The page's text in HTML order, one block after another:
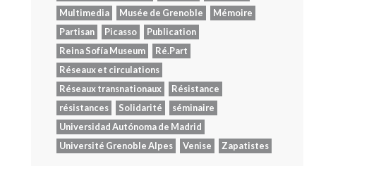
Multimedia
Musée de Grenoble
Mémoire
Partisan
Picasso
Publication
Reina Sofía Museum
Ré.Part
Réseaux et circulations
Réseaux transnationaux
Résistance
résistances
Solidarité
séminaire
Universidad Autónoma de Madrid
Université Grenoble Alpes
Venise Zapatistes